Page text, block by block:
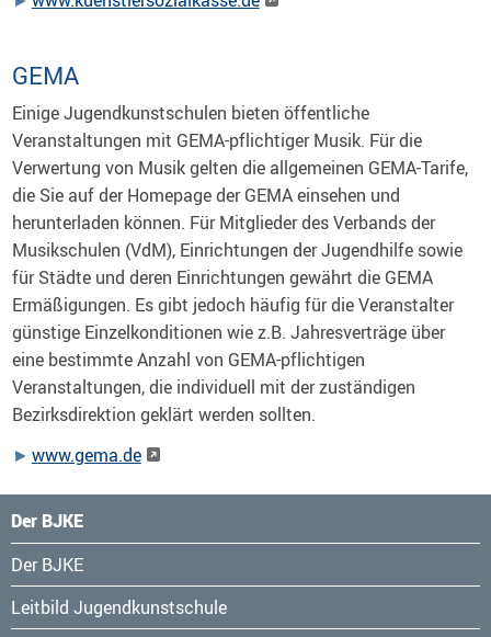
GEMA
Einige Jugendkunstschulen bieten öffentliche
Veranstaltungen mit GEMA-pflichtiger Musik. Für die
Verwertung von Musik gelten die allgemeinen GEMA-Tarife,
die Sie auf der Homepage der GEMA einsehen und
herunterladen können. Für Mitglieder des Verbands der
Musikschulen (VdM), Einrichtungen der Jugendhilfe sowie
für Städte und deren Einrichtungen gewährt die GEMA
Ermäßigungen. Es gibt jedoch häufig für die Veranstalter
günstige Einzelkonditionen wie z.B. Jahresverträge über
eine bestimmte Anzahl von GEMA-pflichtigen
Veranstaltungen, die individuell mit der zuständigen
Bezirksdirektion geklärt werden sollten.
www.gema.de
Der BJKE
Navigation
überspringen
Der BJKE
Leitbild Jugendkunstschule